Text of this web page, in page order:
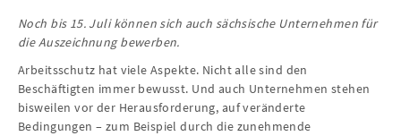
Noch bis 15. Juli können sich auch sächsische Unternehmen für
die Auszeichnung bewerben.
Arbeitsschutz hat viele Aspekte. Nicht alle sind den
Beschäftigten immer bewusst. Und auch Unternehmen stehen
bisweilen vor der Herausforderung, auf veränderte
Bedingungen – zum Beispiel durch die zunehmende